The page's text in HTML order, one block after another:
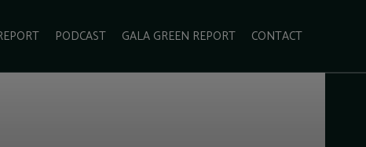
PODCAST GALA GREEN REPORT CONTACT